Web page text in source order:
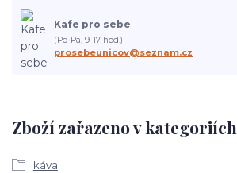
Zboží zařazeno v kategoriích
káva
Kafe pro sebe
(Po-Pá, 9-17 hod.)
prosebeunicov@seznam.cz